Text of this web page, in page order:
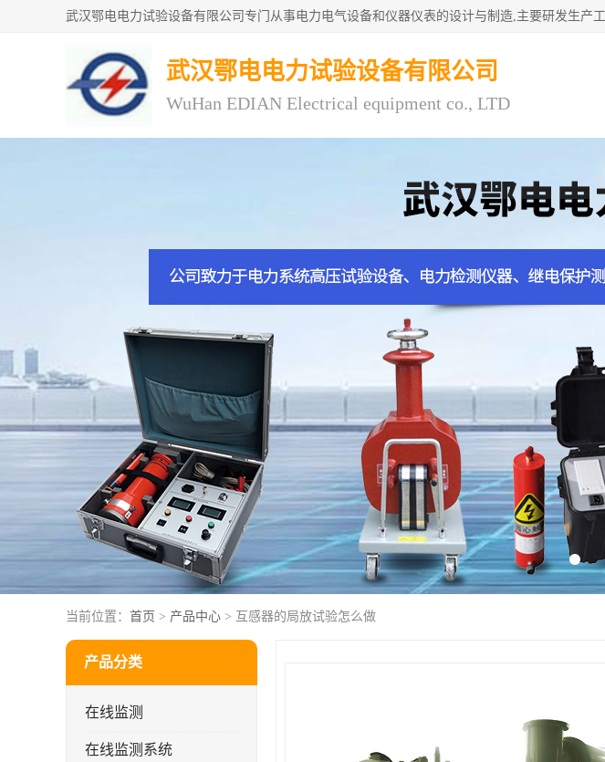
武汉鄂电电力试验设备有限公司
WuHan EDIAN Electrical equipment co., LTD
当前位置： 首页 > 产品中心 > 互感器的局放试验怎么做
产品分类
在线监测
在线监测系统